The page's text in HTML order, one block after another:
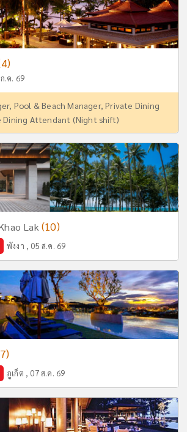
.ค. 69
Pool & Beach Manager, Private Dining
Attendant (Night shift)
Lak (10)
พังงา , 05 ส.ค. 69
ภูเก็ต , 07 ส.ค. 69